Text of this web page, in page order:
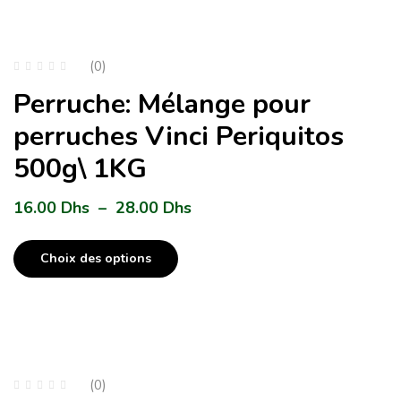
(0)
Perruche: Mélange pour
perruches Vinci Periquitos
500g\ 1KG
16.00 Dhs – 28.00 Dhs
Choix des options
(0)